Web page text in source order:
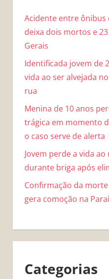
Acidente entre ônibus
deixa dois mortos e
Gerais
Identificada jovem de
vida ao ser alvejada
rua
Menina de 10 anos
trágica em momento
o caso serve de alerta
Jovem perde a vida
durante briga após
Confirmação da
gera comoção na
Categorias